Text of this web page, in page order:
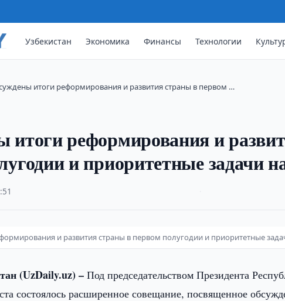
Узбекистан Экономика Финансы Технологии
итоги реформирования и развития страны в первом …
итоги реформирования и
и приоритетные задачи
и развития страны в первом полугодии и приоритетные
(UzDaily.uz) – Под председательством Президента
состоялось расширенное совещание, посвященное